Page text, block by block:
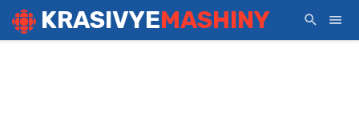
KRASIVYEMASHINY